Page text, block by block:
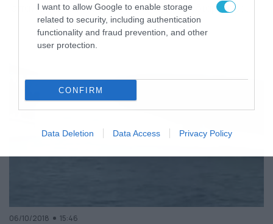
I want to allow Google to enable storage
related to security, including authentication
functionality and fraud prevention, and other
user protection.
CONFIRM
Data Deletion Data Access Privacy Policy
Ισπανία και δείχνει έναν τουρίστα να έχει διαμάχη με
έναν πλανόδιο πωλητή για ένα κολιέ. Οι δύο άνδρες
έρχονται στα χέρια και όταν τα πράγματα ξεφεύγουν ο
πλανόδιος πωλητής βγάζει… νοκ άουτ τον τουρίστα με
06/10/2018 15:46